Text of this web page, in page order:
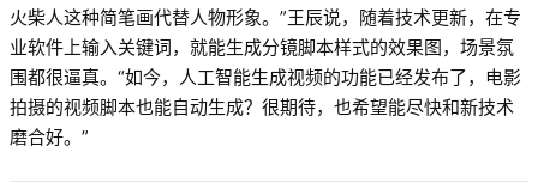
火柴人这种简笔画代替人物形象。”王辰说，随着技术更新，在专
业软件上输入关键词，就能生成分镜脚本样式的效果图，场景氛
围都很逼真。“如今，人工智能生成视频的功能已经发布了，电影
拍摄的视频脚本也能自动生成？很期待，也希望能尽快和新技术
磨合好。”